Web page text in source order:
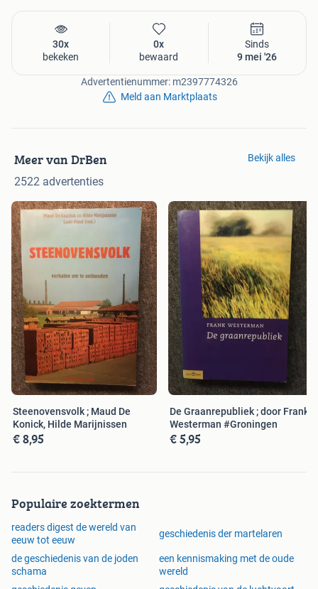
ontvanger.
30x
bekeken
0x
bewaard
Sinds
9 mei '26
Advertentienummer: m2397774326
Meld aan Marktplaats
Meer van DrBen
2522 advertenties
Bekijk alles
Steenovensvolk ; Maud De
Konick, Hilde Marijnissen
€ 8,95
De Graanrepubliek ; door Frank
Westerman #Groningen
€ 5,95
Populaire zoektermen
readers digest de wereld van
eeuw tot eeuw
geschiedenis der martelaren
de geschiedenis van de joden
schama
een kennismaking met de oude
wereld